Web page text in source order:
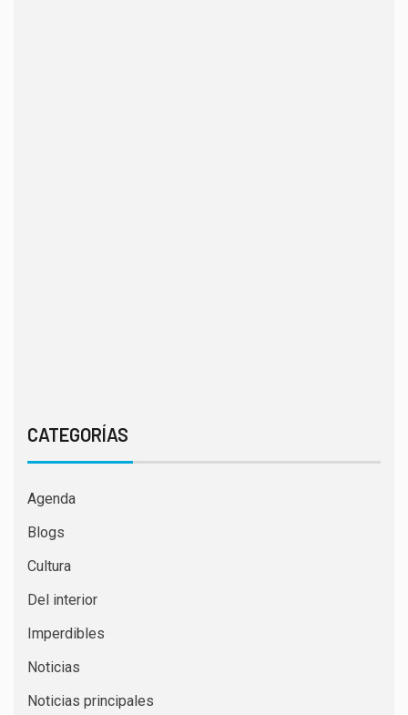
CATEGORÍAS
Agenda
Blogs
Cultura
Del interior
Imperdibles
Noticias
Noticias principales